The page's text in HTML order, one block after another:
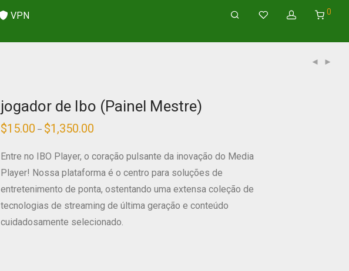
VPN 0
jogador de Ibo (Painel Mestre)
$15.00 – $1,350.00
$15.00
através
$1,350.00
Entre no IBO Player, o coração pulsante da inovação do Media
Player! Nossa plataforma é o centro para soluções de
entretenimento de ponta, ostentando uma extensa coleção de
tecnologias de streaming de última geração e conteúdo
cuidadosamente selecionado.